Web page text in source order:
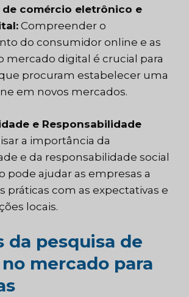
de comércio eletrônico e
Compreender o
do consumidor online e as
mercado digital é crucial para
procuram estabelecer uma
em novos mercados.
e Responsabilidade
a importância da
e da responsabilidade social
pode ajudar as empresas a
práticas com as expectativas e
locais.
da pesquisa de
mercado para